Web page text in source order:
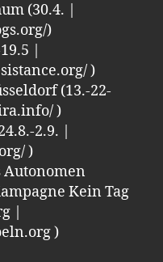
(30.4. |
)
|
)
(13.-22-
)
2.9. |
)
Autonomen
Kein Tag
|
)